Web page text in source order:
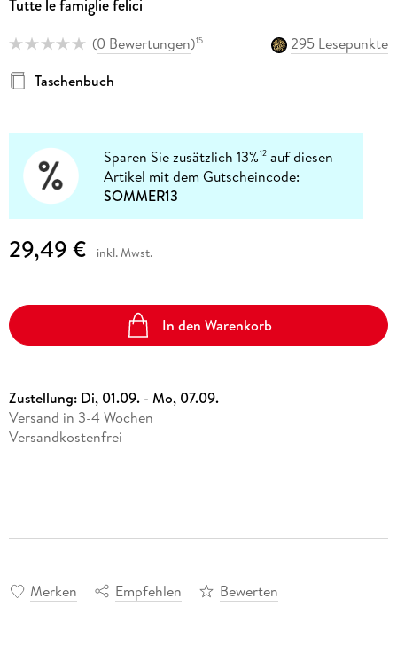
Tutte le famiglie felici
(0 Bewertungen)15
295 Lesepunkte
Taschenbuch
Sparen Sie zusätzlich 13%12 auf diesen
Artikel mit dem Gutscheincode:
SOMMER13
29,49 € inkl. Mwst.
In den Warenkorb
Zustellung: Di, 01.09. - Mo, 07.09.
Versand in 3-4 Wochen
Versandkostenfrei
Merken Empfehlen Bewerten